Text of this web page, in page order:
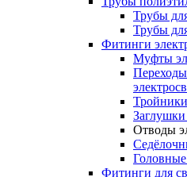
Трубы
Трубы
Фитинги
Муфты
Заглушки
Отводы
Головные
Фитинги для